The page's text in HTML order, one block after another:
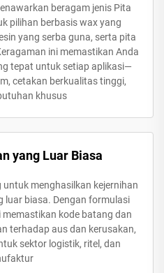
beragam jenis Pita
pilihan berbasis wax yang
yang serba guna, serta pita
ini memastikan Anda
tepat untuk setiap aplikasi—
cetakan berkualitas tinggi,
khusus
yang Luar Biasa
menghasilkan kejernihan
luar biasa. Dengan formulasi
kode batang dan
terhadap aus dan kerusakan,
sektor logistik, ritel, dan